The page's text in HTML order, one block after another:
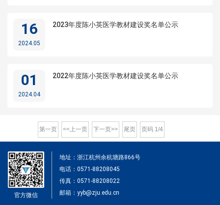
16
2024.05
2023年度陈小英医学教材建设奖名单公示
01
2024.04
2022年度陈小英医学教材建设奖名单公示
第一页 <<上一页 下一页>> 尾页 页码 1 /4
官方微信
地址：浙江杭州余杭塘路866号
电话：0571-88208045
传真：0571-88208022
邮箱：yyb@zju.edu.cn